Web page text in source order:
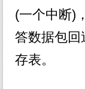
(一个中断)
答数据包回
存表。